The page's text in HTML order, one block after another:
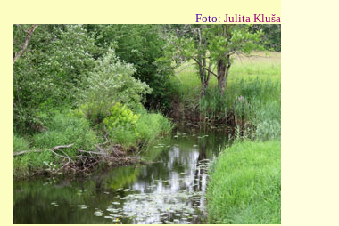
Foto: Julita Kluša